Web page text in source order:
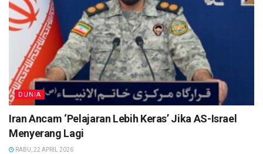
DUNIA
Iran Ancam ‘Pelajaran Lebih Keras’ Jika AS-Israel
Menyerang Lagi
RABU, 22 APRIL 2026